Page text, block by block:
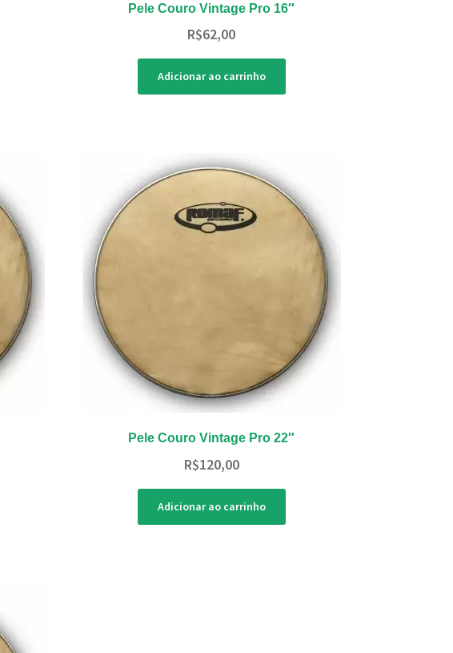
Pele Couro Vintage Pro 16″
R$62,00
Adicionar ao carrinho
Pele Couro Vintage Pro 22″
R$120,00
Adicionar ao carrinho